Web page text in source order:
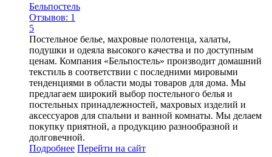
Бельпостель
Отзывов: 1
5
Постельное белье, махровые полотенца, халаты,
подушки и одеяла высокого качества и по доступным
ценам. Компания «Бельпостель» производит домашний
текстиль в соответствии с последними мировыми
тенденциями в области моды товаров для дома. Мы
предлагаем широкий выбор постельного белья и
постельных принадлежностей, махровых изделий и
аксессуаров для спальни и ванной комнаты. Мы делаем
покупку приятной, а продукцию разнообразной и
долговечной.
Подробнее Перейти на сайт